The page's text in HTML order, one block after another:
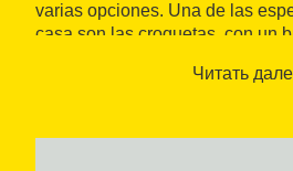
varias opciones. Una de las
casa son las croquetas, con un
catering
Читать